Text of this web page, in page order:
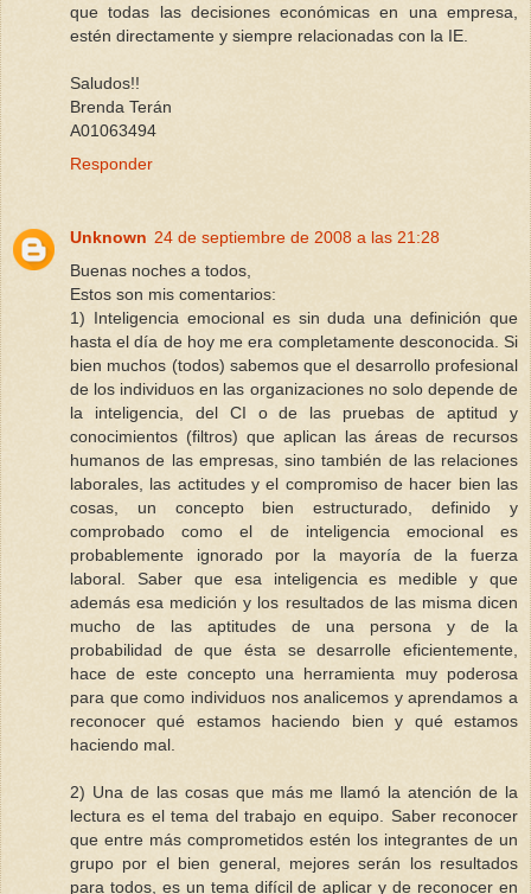
que todas las decisiones económicas en una empresa,
estén directamente y siempre relacionadas con la IE.
Saludos!!
Brenda Terán
A01063494
Responder
Unknown 24 de septiembre de 2008 a las 21:28
Buenas noches a todos,
Estos son mis comentarios:
1) Inteligencia emocional es sin duda una definición que
hasta el día de hoy me era completamente desconocida. Si
bien muchos (todos) sabemos que el desarrollo profesional
de los individuos en las organizaciones no solo depende de
la inteligencia, del CI o de las pruebas de aptitud y
conocimientos (filtros) que aplican las áreas de recursos
humanos de las empresas, sino también de las relaciones
laborales, las actitudes y el compromiso de hacer bien las
cosas, un concepto bien estructurado, definido y
comprobado como el de inteligencia emocional es
probablemente ignorado por la mayoría de la fuerza
laboral. Saber que esa inteligencia es medible y que
además esa medición y los resultados de las misma dicen
mucho de las aptitudes de una persona y de la
probabilidad de que ésta se desarrolle eficientemente,
hace de este concepto una herramienta muy poderosa
para que como individuos nos analicemos y aprendamos a
reconocer qué estamos haciendo bien y qué estamos
haciendo mal.
2) Una de las cosas que más me llamó la atención de la
lectura es el tema del trabajo en equipo. Saber reconocer
que entre más comprometidos estén los integrantes de un
grupo por el bien general, mejores serán los resultados
para todos, es un tema difícil de aplicar y de reconocer en